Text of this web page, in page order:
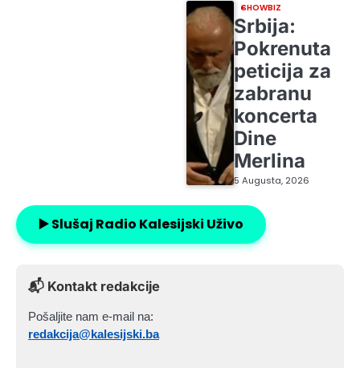
SHOWBIZ
Srbija:
Pokrenuta
peticija za
zabranu
koncerta
Dine
Merlina
5 Augusta, 2026
▶️ Slušaj Radio Kalesijski Uživo
📬 Kontakt redakcije
Pošaljite nam e-mail na:
redakcija@kalesijski.ba